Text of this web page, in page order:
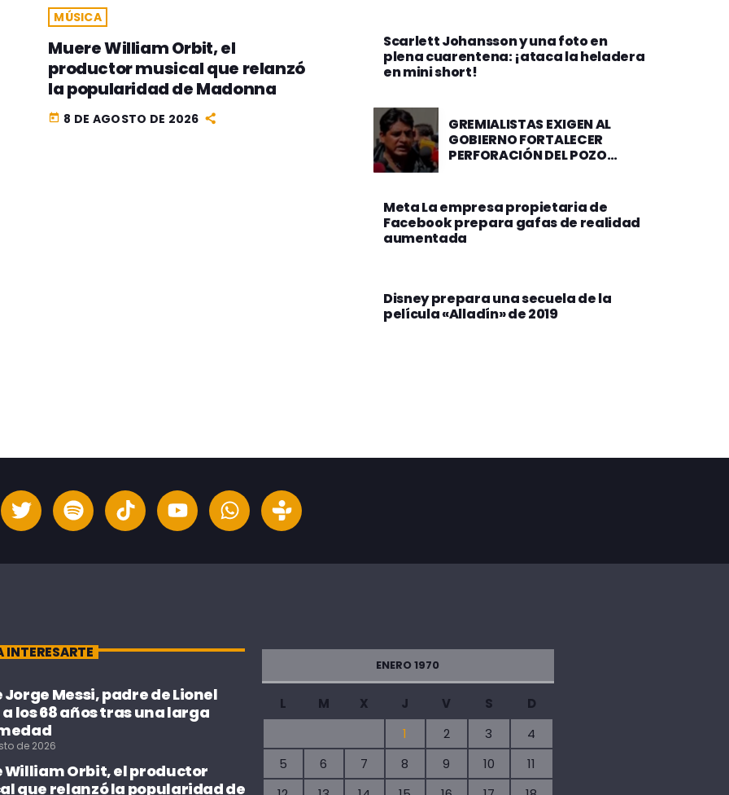
MÚSICA
Muere William Orbit, el
productor musical que relanzó
la popularidad de Madonna
today 8 DE AGOSTO DE 2026
Scarlett Johansson y una foto en
plena cuarentena: ¡ataca la heladera
en mini short!
GREMIALISTAS EXIGEN AL
GOBIERNO FORTALECER
PERFORACIÓN DEL POZO
NACIONAL
Meta La empresa propietaria de
Facebook prepara gafas de realidad
aumentada
Disney prepara una secuela de la
película «Alladín» de 2019
INTERESARTE
Jorge Messi, padre de Lionel
a los 68 años tras una larga
de 2026
William Orbit, el productor
que relanzó la popularidad de
ENERO 1970
L M X J V S
D
1
2 3
4
5
6 7 8 9 10
11